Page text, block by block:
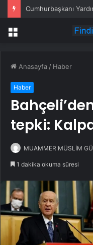
Menü
Anasayfa / Haber
Haber
tepki:
MUAMMER MÜSLİM
1 dakika okuma süresi